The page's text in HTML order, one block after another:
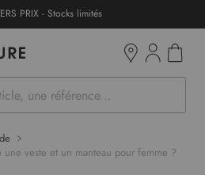
PRIX - Stocks limités
veste et un manteau pour femme ?